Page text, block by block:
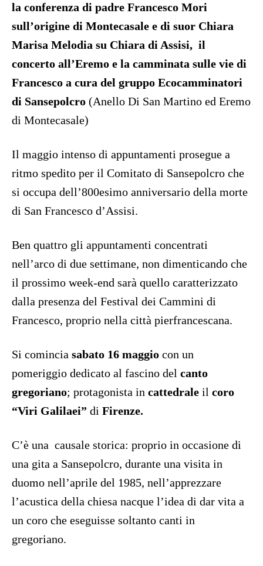
la conferenza di padre Francesco Mori
sull’origine di Montecasale e di suor Chiara
Marisa Melodia su Chiara di Assisi, il
concerto all’Eremo e la camminata sulle vie di
Francesco a cura del gruppo Ecocamminatori
di Sansepolcro (Anello Di San Martino ed Eremo
di Montecasale)
Il maggio intenso di appuntamenti prosegue a
ritmo spedito per il Comitato di Sansepolcro che
si occupa dell’800esimo anniversario della morte
di San Francesco d’Assisi.
Ben quattro gli appuntamenti concentrati
nell’arco di due settimane, non dimenticando che
il prossimo week-end sarà quello caratterizzato
dalla presenza del Festival dei Cammini di
Francesco, proprio nella città pierfrancescana.
Si comincia sabato 16 maggio con un
pomeriggio dedicato al fascino del canto
gregoriano; protagonista in cattedrale il coro
“Viri Galilaei” di Firenze.
C’è una causale storica: proprio in occasione di
una gita a Sansepolcro, durante una visita in
duomo nell’aprile del 1985, nell’apprezzare
l’acustica della chiesa nacque l’idea di dar vita a
un coro che eseguisse soltanto canti in
gregoriano.